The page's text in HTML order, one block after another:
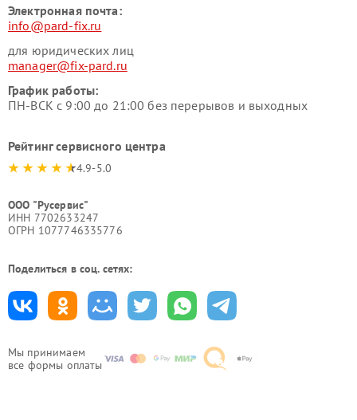
Мы принимаем
все формы оплаты
Электронная почта:
info@pard-fix.ru
для юридических лиц
manager@fix-pard.ru
График работы:
ПН-ВСК с 9:00 до 21:00 без перерывов и выходных
Рейтинг сервисного центра
4.9-5.0
ООО "Русервис"
ИНН 7702633247
ОГРН 1077746335776
Поделиться в соц. сетях: